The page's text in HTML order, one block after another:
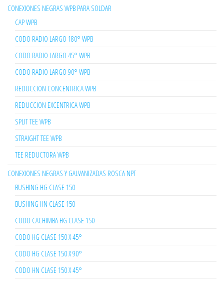
CONEXIONES NEGRAS WPB PARA SOLDAR
CAP WPB
CODO RADIO LARGO 180° WPB
CODO RADIO LARGO 45° WPB
CODO RADIO LARGO 90° WPB
REDUCCION CONCENTRICA WPB
REDUCCION EXCENTRICA WPB
SPLIT TEE WPB
STRAIGHT TEE WPB
TEE REDUCTORA WPB
CONEXIONES NEGRAS Y GALVANIZADAS ROSCA NPT
BUSHING HG CLASE 150
BUSHING HN CLASE 150
CODO CACHIMBA HG CLASE 150
CODO HG CLASE 150 X 45°
CODO HG CLASE 150 X 90°
CODO HN CLASE 150 X 45°